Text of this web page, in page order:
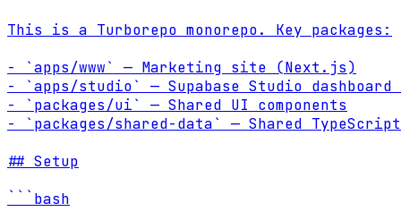
This is a Turborepo monorepo. Key packages:
- `apps/www` — Marketing site (Next.js)
- `apps/studio` — Supabase Studio
- `packages/ui` — Shared UI components
- `packages/shared-data` — Shared
## Setup